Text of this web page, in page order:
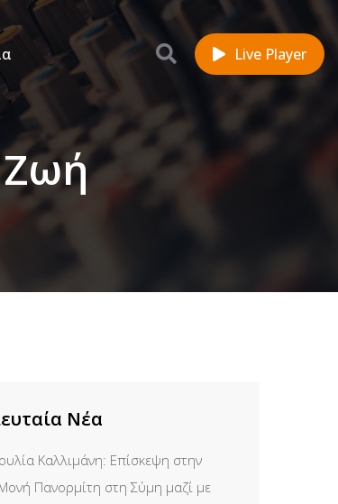
Live Player
Ζωή
Νέα
Καλλιμάνη: Επίσκεψη στην
Πανορμίτη στη Σύμη μαζί με